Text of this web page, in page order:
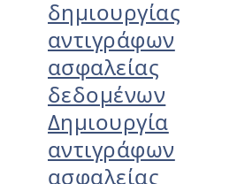
δημιουργίας
αντιγράφων
ασφαλείας
δεδομένων
Δημιουργία
αντιγράφων
ασφαλείας